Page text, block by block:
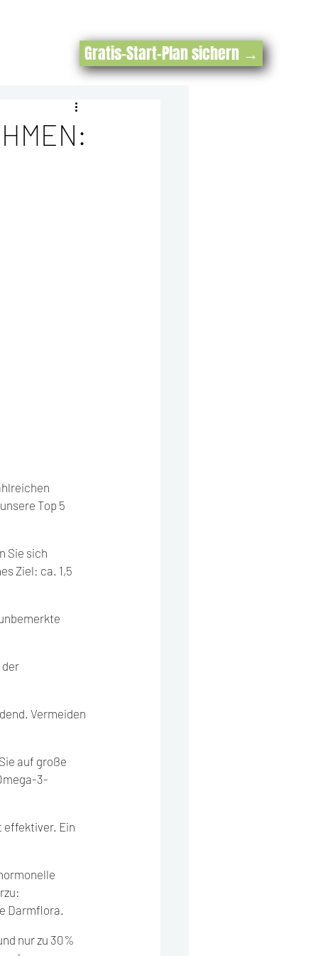
Gratis-Start-Plan sichern →
Top 5
Sie sich
Ziel: ca. 1,5
der
Vermeiden
auf große
3-
effektiver. Ein
Darmflora.
nur zu 30%